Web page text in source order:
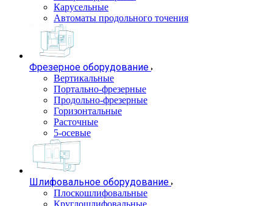
Карусельные
Автоматы продольного точения
Фрезерное оборудование
Вертикальные
Портально-фрезерные
Продольно-фрезерные
Горизонтальные
Расточные
5-осевые
Шлифовальное оборудование
Плоскошлифовальные
Круглошлифовальные